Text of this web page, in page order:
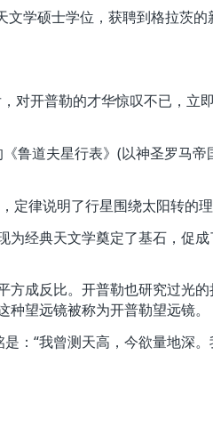
学硕士学位，获聘到格拉茨的
开普勒的才华惊叹不已，立
道夫星行表》(以神圣罗马帝
律说明了行星围绕太阳转的理
经典天文学奠定了基石，促
成反比。开普勒也研究过光的
望远镜被称为开普勒望远镜。
“我曾测天高，今欲量地深